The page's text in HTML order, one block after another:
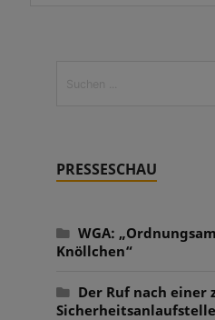
PRESSESCHAU
WGA:
Knöllchen“
Der Ruf nach einer
Sicherheitsanlaufstelle